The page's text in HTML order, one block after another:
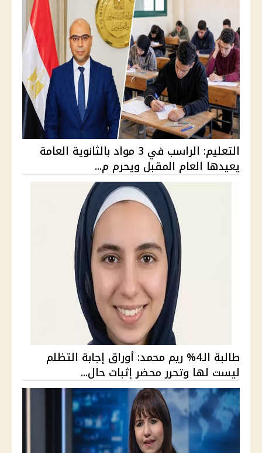
التعليم: الراسب في 3 مواد بالثانوية العامة
يعيدها العام المقبل ويحرم م...
طالبة الـ4% ريم محمد: أوراق إجابة التظلم
ليست لها وتحرر محضر إثبات حال...